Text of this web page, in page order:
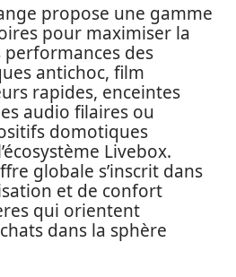
propose une gamme
pour maximiser la
des
antichoc, film
rapides, enceintes
audio filaires ou
domotiques
Livebox.
globale s’inscrit dans
et de confort
qui orientent
dans la sphère